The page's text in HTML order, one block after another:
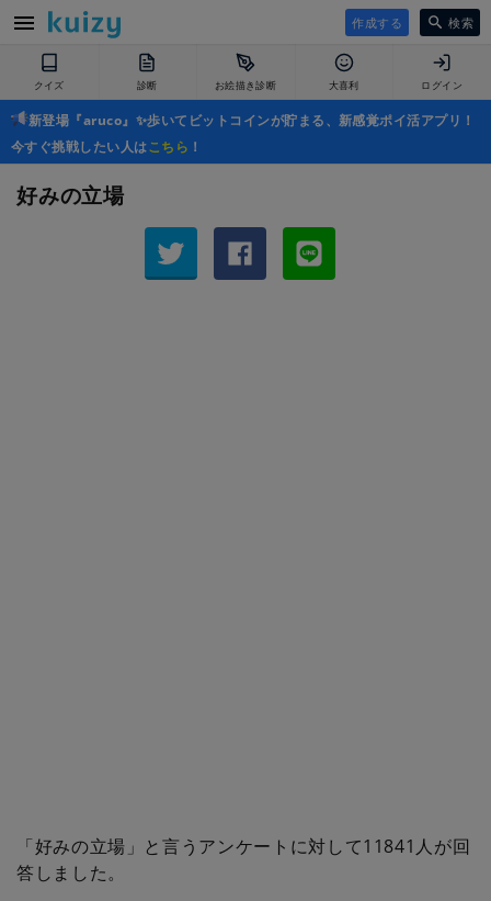
作成する 検索
クイズ 診断 お絵描き診断 大喜利 ログイン
新登場『aruco』✨歩いてビットコインが貯まる、新感覚ポイ活アプリ！
今すぐ挑戦したい人はこちら ！
好みの立場
「好みの立場」と言うアンケートに対して11841人が回
答しました。